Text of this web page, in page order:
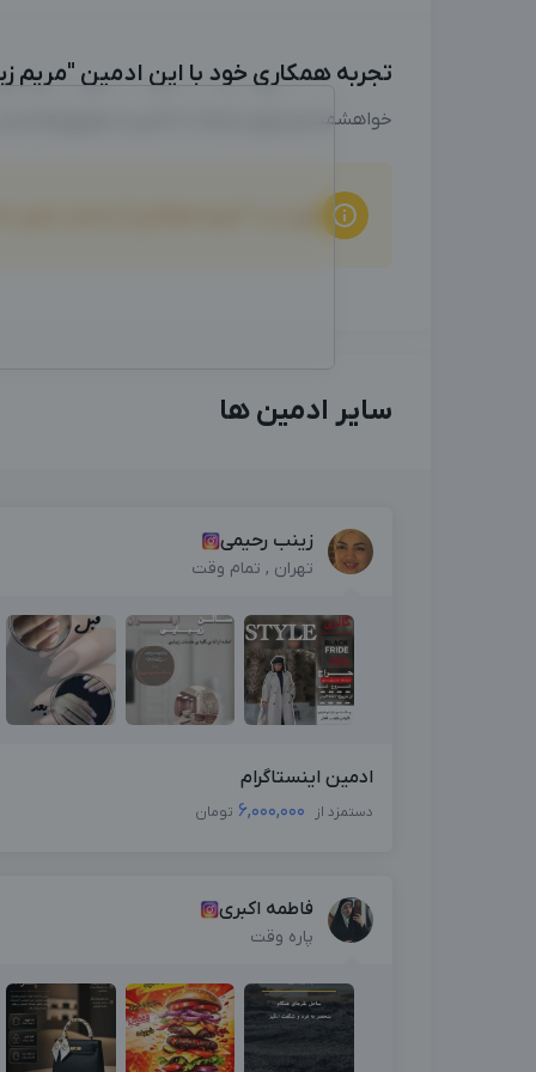
تجربه همکاری خود با این ادمین "مریم
خواهشمندیم برای ارتباط با ادمین از طریق
سایر ادمین ها
زینب رحیمی
تهران , تمام وقت
ادمین اینستاگرام
دستمزد از 6,000,000 تومان
فاطمه اکبری
پاره وقت